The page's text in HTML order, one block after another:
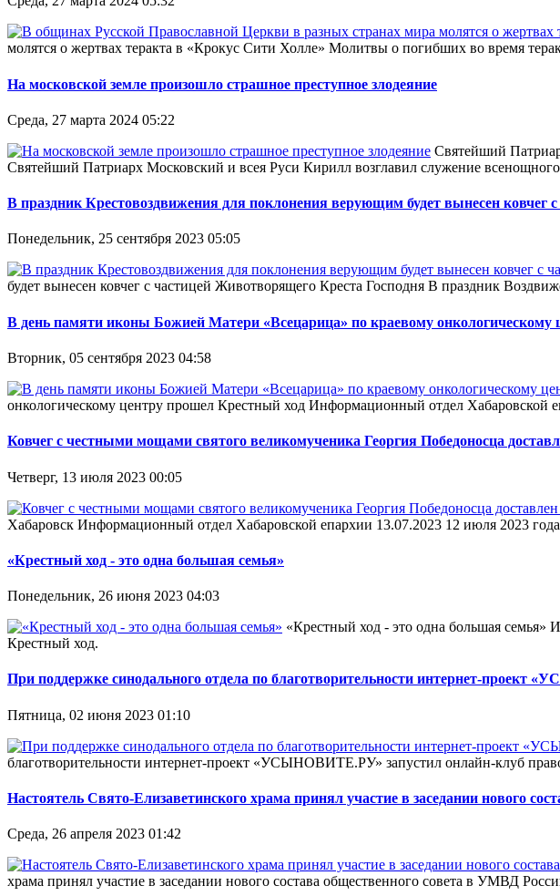
молятся о жертвах теракта в «Крокус Сити Холле» Молитвы о погибших во время
На московской земле произошло страшное преступное злодеяние
Среда, 27 марта 2024 05:22
Святейший
Святейший Патриарх Московский и всея Руси Кирилл возглавил служение
В праздник Крестовоздвижения для поклонения верующим будет вынесен ковчег
Понедельник, 25 сентября 2023 05:05
будет вынесен ковчег с частицей Животворящего Креста Господня В праздник
В день памяти иконы Божией Матери «Всецарица» по краевому онкологическому
Вторник, 05 сентября 2023 04:58
онкологическому центру прошел Крестный ход Информационный отдел Хабаровской
Ковчег с честными мощами святого великомученика Георгия Победоносца
Четверг, 13 июля 2023 00:05
Хабаровск Информационный отдел Хабаровской епархии 13.07.2023 12 июля 2023
«Крестный ход - это одна большая семья»
Понедельник, 26 июня 2023 04:03
«Крестный ход - это одна большая
Крестный ход.
При поддержке синодального отдела по благотворительности интернет-
Пятница, 02 июня 2023 01:10
благотворительности интернет-проект «УСЫНОВИТЕ.РУ» запустил онлайн-клуб
Настоятель Свято-Елизаветинского храма принял участие в заседании нового
Среда, 26 апреля 2023 01:42
храма принял участие в заседании нового состава общественного совета в УМВД